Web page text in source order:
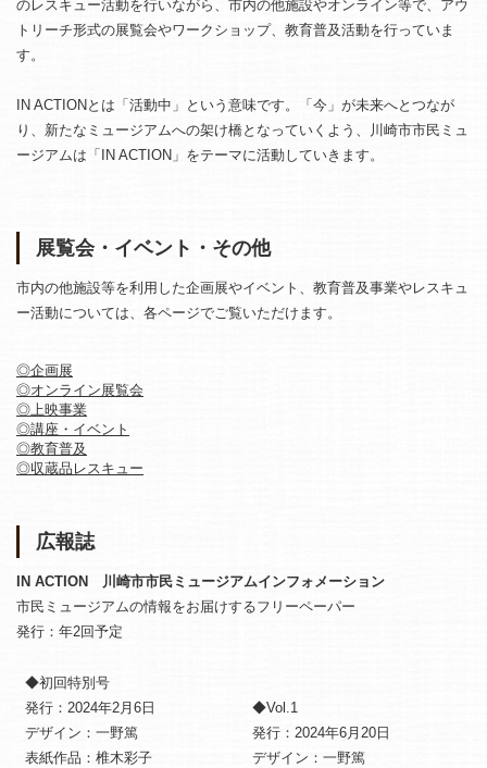
のレスキュー活動を行いながら、市内の他施設やオンライン等で、アウ
トリーチ形式の展覧会やワークショップ、教育普及活動を行っていま
す。
IN ACTIONとは「活動中」という意味です。「今」が未来へとつなが
り、新たなミュージアムへの架け橋となっていくよう、川崎市市民ミュ
ージアムは「IN ACTION」をテーマに活動していきます。
展覧会・イベント・その他
市内の他施設等を利用した企画展やイベント、教育普及事業やレスキュ
ー活動については、各ページでご覧いただけます。
◎企画展
◎オンライン展覧会
◎上映事業
◎講座・イベント
◎教育普及
◎収蔵品レスキュー
広報誌
IN ACTION 川崎市市民ミュージアムインフォメーション
市民ミュージアムの情報をお届けするフリーペーパー
発行：年2回予定
◆初回特別号
発行：2024年2月6日
デザイン：一野篤
表紙作品：椎木彩子
◆Vol.1
発行：2024年6月20日
デザイン：一野篤